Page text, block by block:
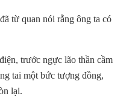
từ quan nói rằng ông ta có
trước ngực lão thần cầm
tai một bức tượng đồng,
lại.